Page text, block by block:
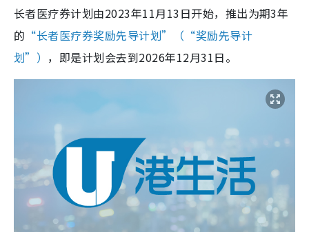
长者医疗券计划由2023年11月13日开始，推出为期3年
的 “长者医疗券奖励先导计划”（“奖励先导计
划”） ，即是计划会去到2026年12月31日。